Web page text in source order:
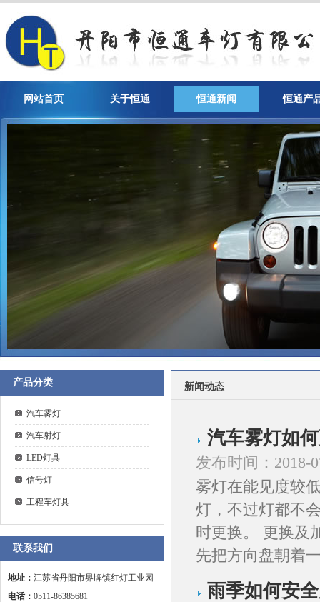
网站首页 关于恒通 恒通新闻 恒通产
产品分类
汽车雾灯
汽车射灯
LED灯具
信号灯
工程车灯具
联系我们
地址： 江苏省丹阳市界牌镇红灯工业园
电话： 0511-86385681
新闻动态
汽车雾灯如
发布时间：2018-
雾灯在能见度较
灯，不过灯都不
时更换。 更换及
先把方向盘朝着
雨季如何安